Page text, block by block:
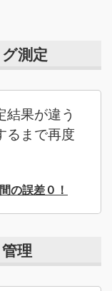
測定
結果が違う
るまで再度
の誤差０！
理